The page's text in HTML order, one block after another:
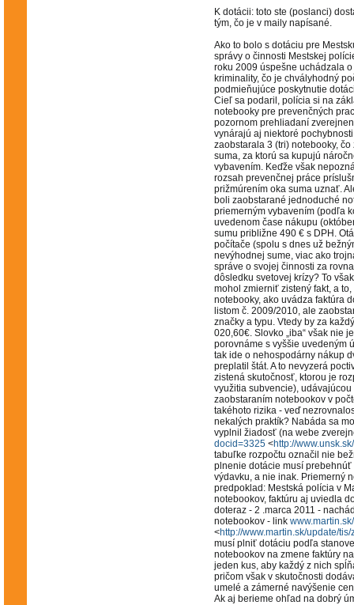
K dotácii: toto ste (poslanci)
tým, čo je v maily napísané.
Ako to bolo s dotáciu pre
správy o činnosti Mestskej
roku 2009 úspešne uchádzala
kriminality, čo je chvályhodný
podmieňujúce poskytnutie
Cieľ sa podaril, polícia si na
notebooky pre prevenčných
pozornom prehliadaní
vynárajú aj niektoré
zaobstarala 3 (tri) notebooky,
suma, za ktorú sa kupujú
vybavením. Keďže však
rozsah prevenčnej práce
prižmúrením oka suma uznať.
boli zaobstarané jednoduché
priemerným vybavením (podľa
uvedenom čase nákupu
sumu približne 490 € s DPH.
počítače (spolu s dnes už
nevýhodnej sume, viac ako
správe o svojej činnosti za
dôsledku svetovej krízy? To
mohol zmierniť zistený fakt, a
notebooky, ako uvádza faktúra
listom č. 2009/2010, ale
značky a typu. Vtedy by za
020,60€. Slovko „iba“ však nie
porovnáme s vyššie uvedeným
tak ide o nehospodárny nákup
preplatil štát. A to nevyzerá
zistená skutočnosť, ktorou je
využitia subvencie),
zaobstaraním notebookov v
takéhoto rizika - veď
nekalých praktík? Nabáda sa
vyplnil žiadosť (na webe
docid=3325 <http://
tabuľke rozpočtu označil nie
plnenie dotácie musí
výdavku, a nie inak. Priemerný
predpoklad: Mestská polícia v
notebookov, faktúru aj uviedla
doteraz - 2 .marca 2011 -
notebookov - link
<http://www.martin.sk/update/
musí plniť dotáciu podľa
notebookov na zmene faktúry
jeden kus, aby každý z nich
pričom však v skutočnosti
umelé a zámerné navýšenie
Ak aj berieme ohľad na dobrý